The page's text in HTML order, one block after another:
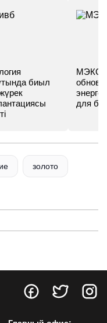
биыл
МЭКС -
для
золото